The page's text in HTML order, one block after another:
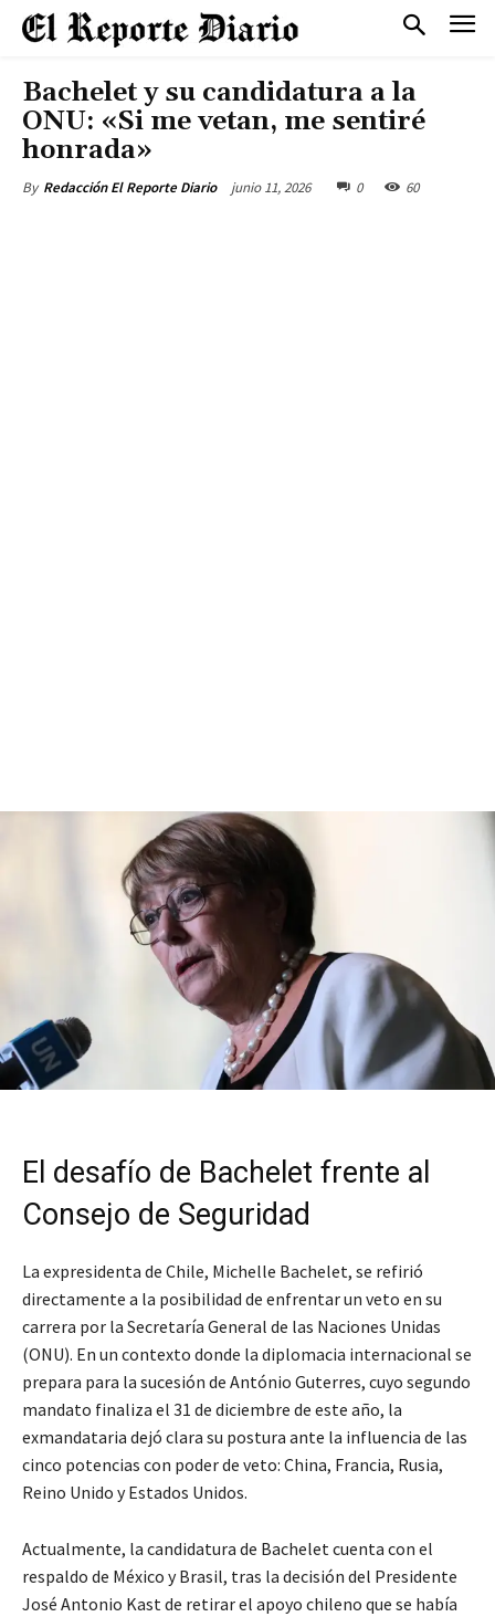
Bachelet y su candidatura a la
ONU: «Si me vetan, me sentiré
honrada»
By Redacción El Reporte Diario junio 11, 2026 0 60
El desafío de Bachelet frente al
Consejo de Seguridad
La expresidenta de Chile, Michelle Bachelet, se refirió
directamente a la posibilidad de enfrentar un veto en su
carrera por la Secretaría General de las Naciones Unidas
(ONU). En un contexto donde la diplomacia internacional se
prepara para la sucesión de António Guterres, cuyo segundo
mandato finaliza el 31 de diciembre de este año, la
exmandataria dejó clara su postura ante la influencia de las
cinco potencias con poder de veto: China, Francia, Rusia,
Reino Unido y Estados Unidos.
Actualmente, la candidatura de Bachelet cuenta con el
respaldo de México y Brasil, tras la decisión del Presidente
José Antonio Kast de retirar el apoyo chileno que se había